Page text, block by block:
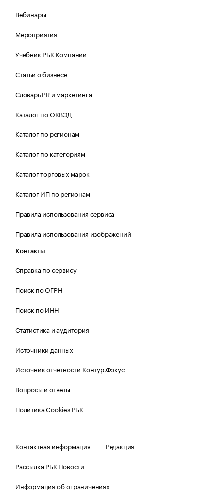
Вебинары
Мероприятия
Учебник РБК Компании
Статьи о бизнесе
Словарь PR и маркетинга
Каталог по ОКВЭД
Каталог по регионам
Каталог по категориям
Каталог торговых марок
Каталог ИП по регионам
Правила использования сервиса
Правила использования изображений
Контакты
Справка по сервису
Поиск по ОГРН
Поиск по ИНН
Статистика и аудитория
Источники данных
Источник отчетности Контур.Фокус
Вопросы и ответы
Политика Cookies РБК
Контактная информация
Редакция
Рассылка РБК Новости
Информация об ограничениях